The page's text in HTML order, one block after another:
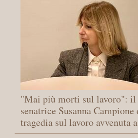
"Mai più morti sul lavoro":
senatrice Susanna
tragedia sul lavoro avvenuta